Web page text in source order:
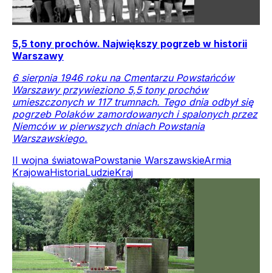
5,5 tony prochów. Największy pogrzeb w historii
Warszawy
6 sierpnia 1946 roku na Cmentarzu Powstańców
Warszawy przywieziono 5,5 tony prochów
umieszczonych w 117 trumnach. Tego dnia odbył się
pogrzeb Polaków zamordowanych i spalonych przez
Niemców w pierwszych dniach Powstania
Warszawskiego.
II wojna światowaPowstanie WarszawskieArmia
KrajowaHistoriaLudzieKraj